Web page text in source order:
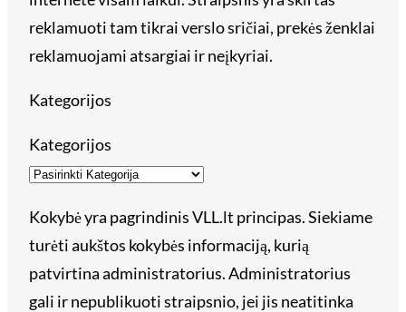
reklamuoti tam tikrai verslo sričiai, prekės ženklai
reklamuojami atsargiai ir neįkyriai.
Kategorijos
Kategorijos
Kokybė yra pagrindinis VLL.lt principas. Siekiame
turėti aukštos kokybės informaciją, kurią
patvirtina administratorius. Administratorius
gali ir nepublikuoti straipsnio, jei jis neatitinka